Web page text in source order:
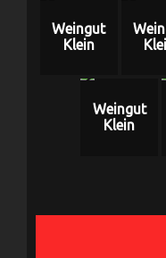
Weingut
Klein
Weingut
Klein